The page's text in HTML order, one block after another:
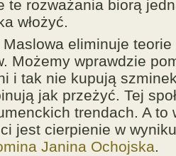
te rozważania biorą
włożyć.
eliminuje teorie
Możemy wprawdzie
i tak nie kupują
jak przeżyć. Tej
trendach. A to
jest cierpienie w
Janina Ochojska.